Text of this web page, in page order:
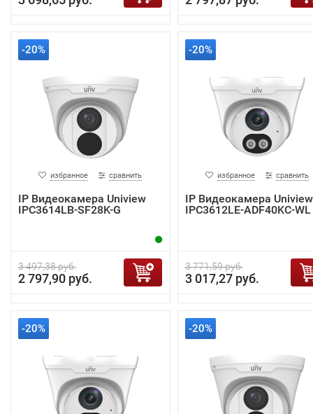
-20%
избранное сравнить
IP Видеокамера Uniview
IPC3614LB-SF28K-G
3 497,38 руб.
2 797,90 руб.
-20%
избранное сравнить
IP Видеокамера Uniview
IPC3612LE-ADF40KC-WL
3 771,59 руб.
3 017,27 руб.
-20% -20%